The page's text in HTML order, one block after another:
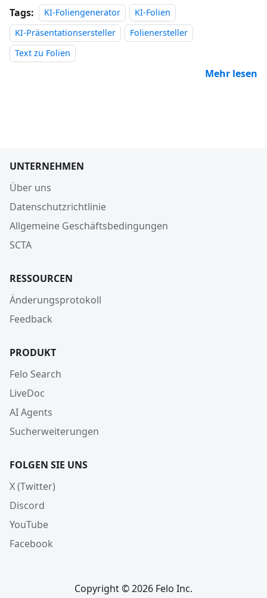
Tags: KI-Foliengenerator
KI-Folien
KI-Präsentationsersteller
Folienersteller
Text zu Folien
Mehr lesen
UNTERNEHMEN
Über uns
Datenschutzrichtlinie
Allgemeine Geschäftsbedingungen
SCTA
RESSOURCEN
Änderungsprotokoll
Feedback
PRODUKT
Felo Search
LiveDoc
AI Agents
Sucherweiterungen
FOLGEN SIE UNS
X (Twitter)
Discord
YouTube
Facebook
Copyright © 2026 Felo Inc.